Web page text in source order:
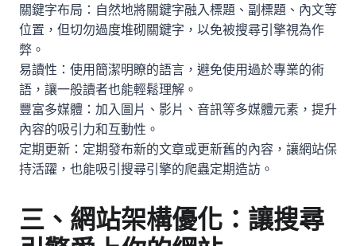
關鍵字布局：自然地將關鍵字融入標題、副標題、內文等
位置，但切勿過度堆砌關鍵字，以免被搜尋引擎視為作
弊。
易讀性：使用簡潔明瞭的語言，避免使用過於專業的術
語，讓一般讀者也能輕鬆理解。
豐富多媒體：加入圖片、影片、音訊等多媒體元素，提升
內容的吸引力和互動性。
定期更新：定期發布新的文章或更新舊的內容，讓網站保
持活躍，也能吸引搜尋引擎的爬蟲定期造訪。
三、網站架構優化：讓搜尋